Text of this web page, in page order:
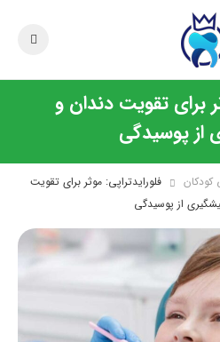
برای تقویت دندان و
از پوسیدگی
کودکان
فلورایدتراپی: موثر برای تقویت
از پوسیدگی